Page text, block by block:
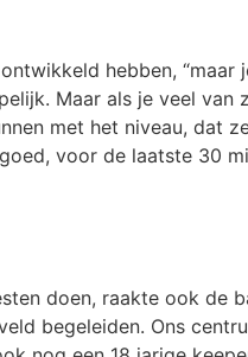
hebben, “maar
Maar als je veel van
met het niveau, dat
voor de laatste 30
doen, raakte ook de
begeleiden. Ons